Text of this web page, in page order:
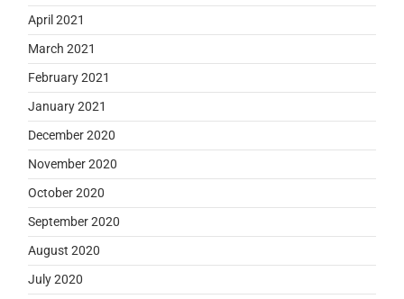
April 2021
March 2021
February 2021
January 2021
December 2020
November 2020
October 2020
September 2020
August 2020
July 2020